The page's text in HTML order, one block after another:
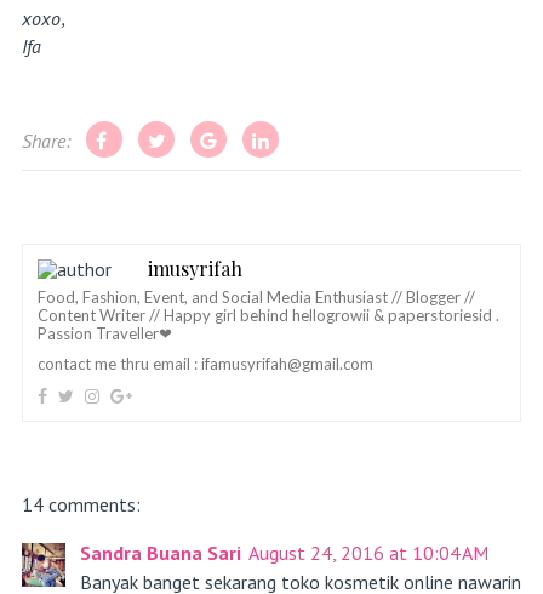
xoxo,
Ifa
Share:
imusyrifah
Food, Fashion, Event, and Social Media Enthusiast // Blogger //
Content Writer // Happy girl behind hellogrowii & paperstoriesid .
Passion Traveller❤
contact me thru email :ifamusyrifah@gmail.com
14 comments:
Sandra Buana Sari August 24, 2016 at 10:04 AM
Banyak banget sekarang toko kosmetik online nawarin